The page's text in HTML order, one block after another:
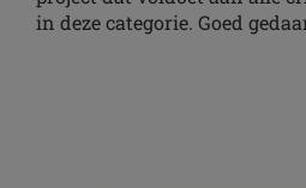
in deze categorie. Goed